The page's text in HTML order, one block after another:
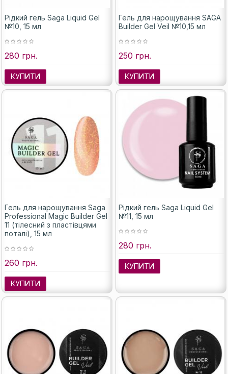
Рідкий гель Saga Liquid Gel
№10, 15 мл
280 грн.
КУПИТИ
Гель для нарощування SAGA
Builder Gel Veil №10,15 мл
250 грн.
КУПИТИ
Гель для нарощування Saga
Professional Magic Builder Gel
11 (тілесний з пластівцями
поталі), 15 мл
260 грн.
КУПИТИ
Рідкий гель Saga Liquid Gel
№11, 15 мл
280 грн.
КУПИТИ